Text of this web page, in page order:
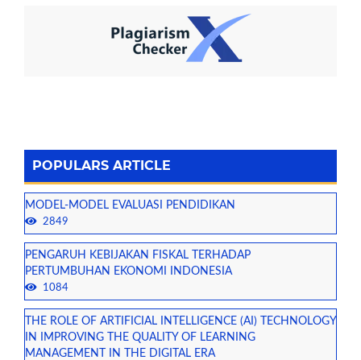
POPULARS ARTICLE
MODEL-MODEL EVALUASI PENDIDIKAN
2849
PENGARUH KEBIJAKAN FISKAL TERHADAP
PERTUMBUHAN EKONOMI INDONESIA
1084
THE ROLE OF ARTIFICIAL INTELLIGENCE (AI) TECHNOLOGY
IN IMPROVING THE QUALITY OF LEARNING
MANAGEMENT IN THE DIGITAL ERA